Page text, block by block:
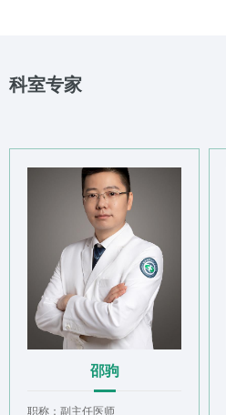
科室专家
邵驹
职称：副主任医师